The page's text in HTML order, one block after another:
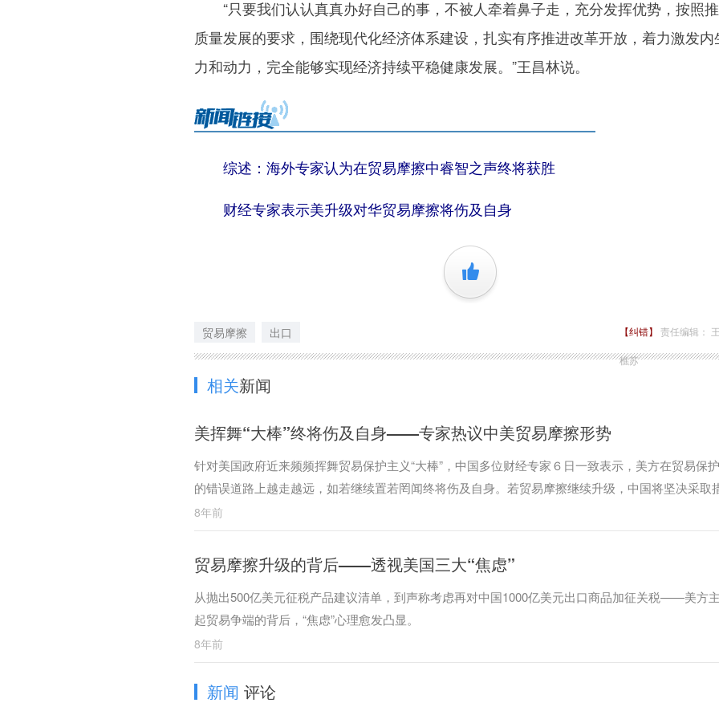
“只要我们认认真真办好自己的事，不被人牵着鼻子走，充分发挥优势，按照
质量发展的要求，围绕现代化经济体系建设，扎实有序推进改革开放，着力激发内
力和动力，完全能够实现经济持续平稳健康发展。”王昌林说。
综述：海外专家认为在贸易摩擦中睿智之声终将获胜
财经专家表示美升级对华贸易摩擦将伤及自身
+1
贸易摩擦 出口 【纠错】 责任编辑：
樵苏
相关新闻
美挥舞“大棒”终将伤及自身——专家热议中美贸易摩擦形势
针对美国政府近来频频挥舞贸易保护主义“大棒”，中国多位财经专家６日一致表示，美方在贸易保
的错误道路上越走越远，如若继续置若罔闻终将伤及自身。若贸易摩擦继续升级，中国将坚决采取
以回击。
8年前
贸易摩擦升级的背后——透视美国三大“焦虑”
从抛出500亿美元征税产品建议清单，到声称考虑再对中国1000亿美元出口商品加征关税——美方
起贸易争端的背后，“焦虑”心理愈发凸显。
8年前
新闻 评论